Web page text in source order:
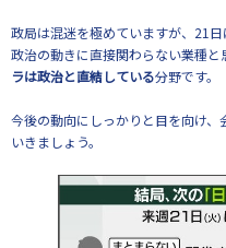
政局は混迷を極めていますが、21日
政治の動きに直接関わらない業種と
ラは政治と直結している分野です。
今後の動向にしっかりと目を向け
いきましょう。